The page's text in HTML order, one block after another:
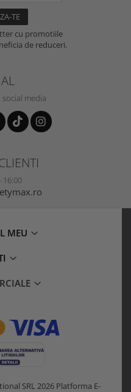
cu promotiile
de reduceri.
media
16:00
MEU
SRL 2026 Platforma E-